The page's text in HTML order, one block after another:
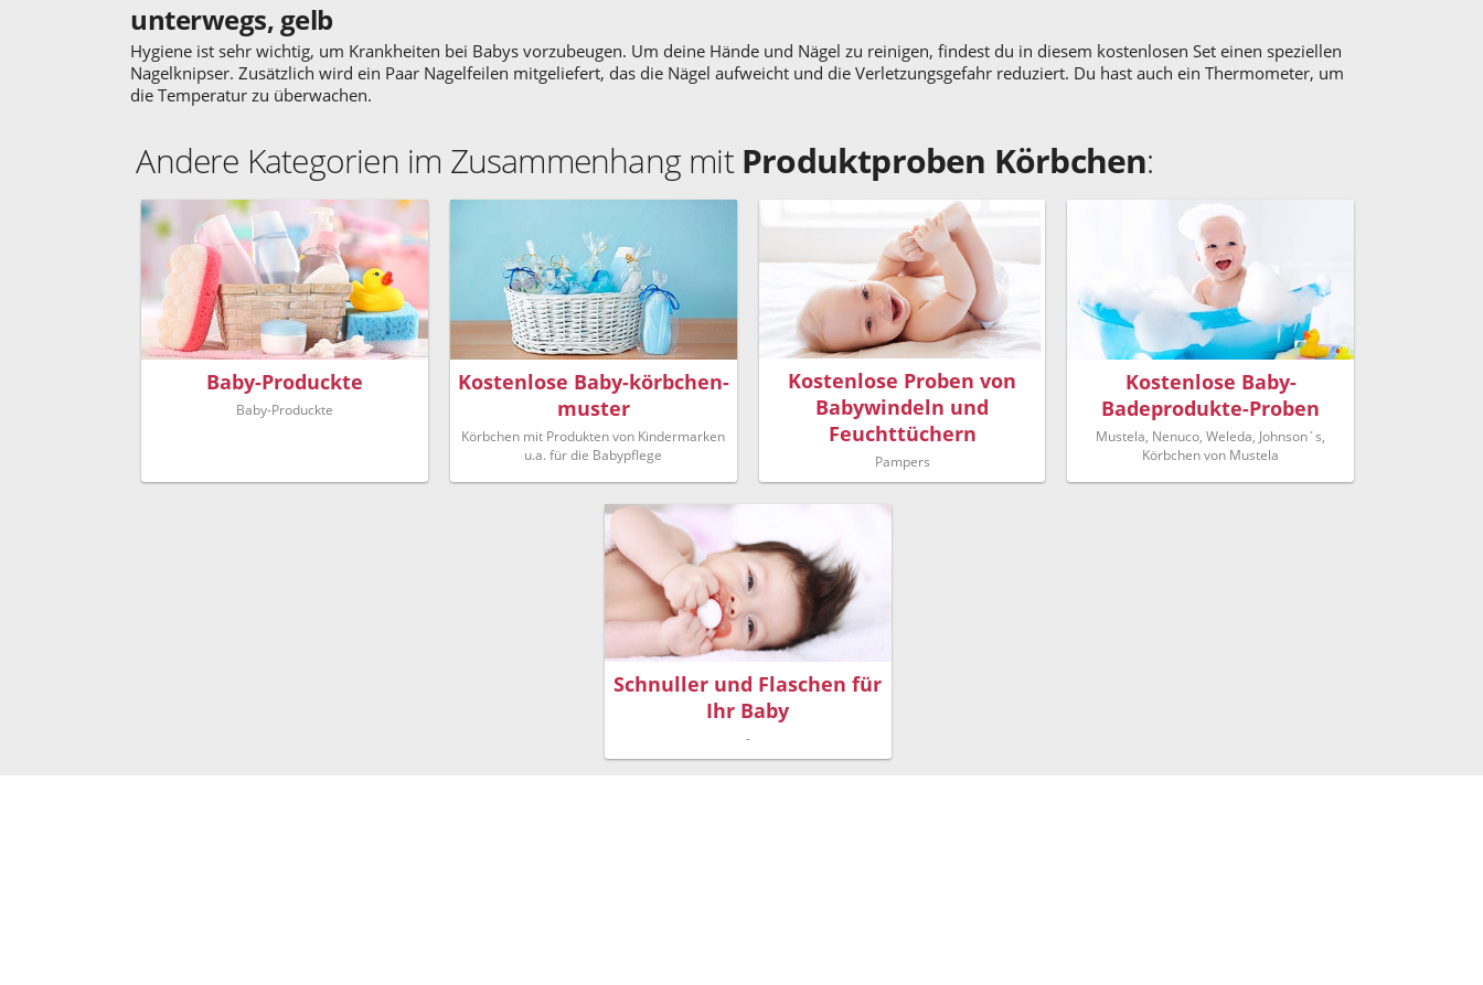
unterwegs, gelb
Hygiene ist sehr wichtig, um Krankheiten bei Babys vorzubeugen. Um deine Hände und Nägel zu reinigen, findest du in diesem kostenlosen Set einen speziellen
Nagelknipser. Zusätzlich wird ein Paar Nagelfeilen mitgeliefert, das die Nägel aufweicht und die Verletzungsgefahr reduziert. Du hast auch ein Thermometer, um
die Temperatur zu überwachen.
Andere Kategorien im Zusammenhang mitProduktproben Körbchen:
Baby-Produckte
Baby-Produckte
Kostenlose Baby-körbchen-
muster
Körbchen mit Produkten von Kindermarken
u.a. für die Babypflege
Kostenlose Proben von
Babywindeln und
Feuchttüchern
Pampers
Kostenlose Baby-
Badeprodukte-Proben
Mustela, Nenuco, Weleda, Johnson´s,
Körbchen von Mustela
Schnuller und Flaschen für
Ihr Baby
-